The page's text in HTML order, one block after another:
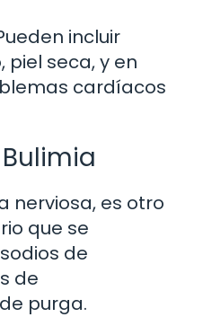
incluir
seca, y en
cardíacos
nerviosa, es otro
que se
de
de
purga.